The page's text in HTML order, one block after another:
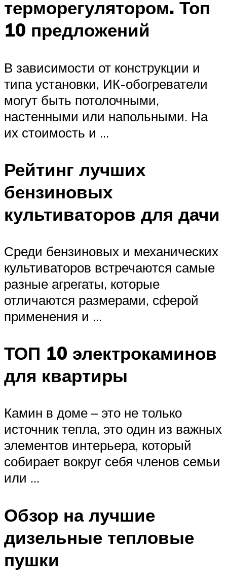
терморегулятором. Топ
10 предложений
В зависимости от конструкции и
типа установки, ИК-обогреватели
могут быть потолочными,
настенными или напольными. На
их стоимость и …
Рейтинг лучших
бензиновых
культиваторов для дачи
Среди бензиновых и механических
культиваторов встречаются самые
разные агрегаты, которые
отличаются размерами, сферой
применения и …
ТОП 10 электрокаминов
для квартиры
Камин в доме – это не только
источник тепла, это один из важных
элементов интерьера, который
собирает вокруг себя членов семьи
или …
Обзор на лучшие
дизельные тепловые
пушки